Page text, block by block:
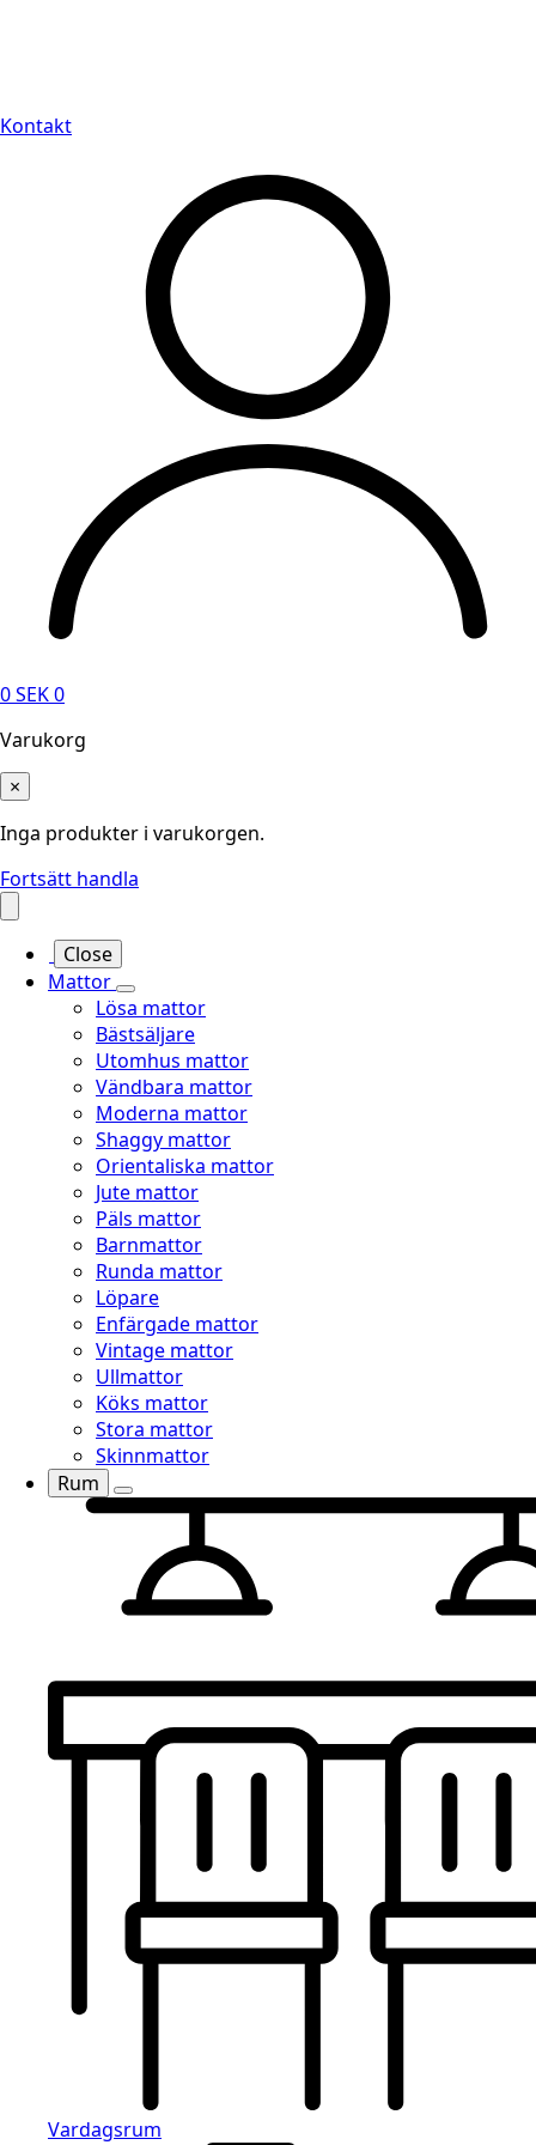
Kontakt
0SEK0
Varukorg
×
Inga produkter i varukorgen.
Fortsätt handla
Close
Mattor
Lösa mattor
Bästsäljare
Utomhus mattor
Vändbara mattor
Moderna mattor
Shaggy mattor
Orientaliska mattor
Jute mattor
Päls mattor
Barnmattor
Runda mattor
Löpare
Enfärgade mattor
Vintage mattor
Ullmattor
Köks mattor
Stora mattor
Skinnmattor
Rum
Vardagsrum